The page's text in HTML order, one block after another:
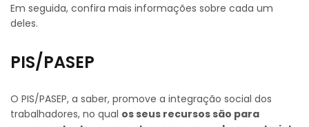
Em seguida, confira mais informações sobre cada um
deles.
PIS/PASEP
O PIS/PASEP, a saber, promove a integração social dos
trabalhadores, no qual os seus recursos são para